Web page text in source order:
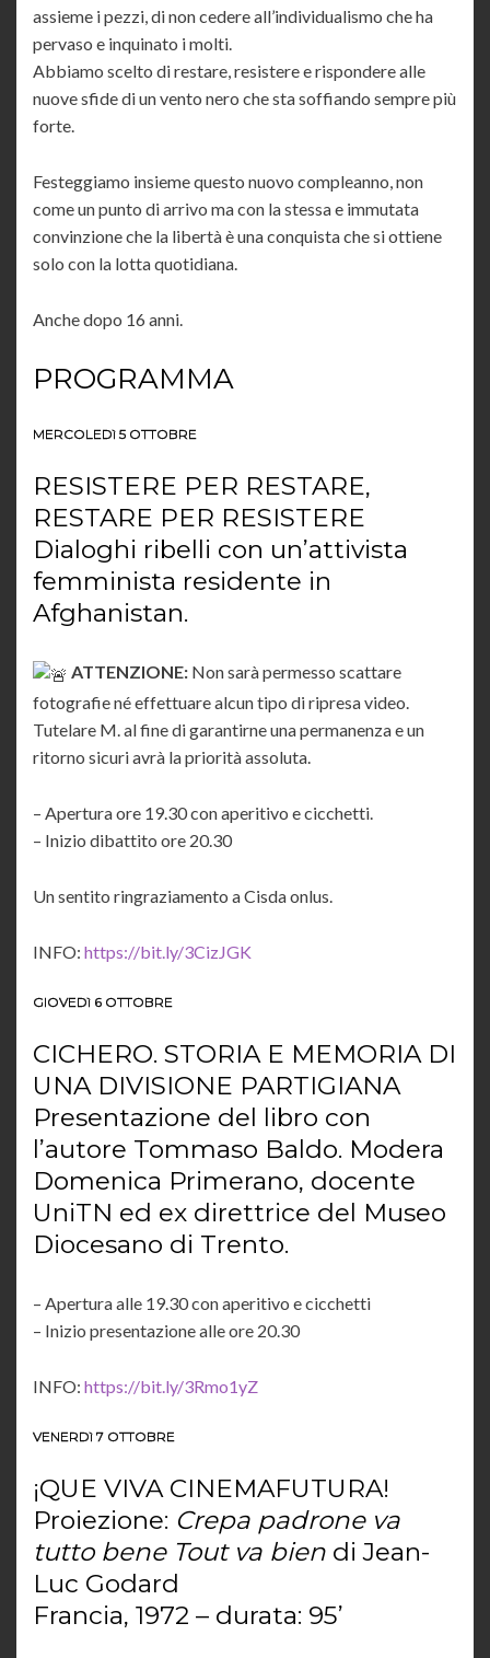
assieme i pezzi, di non cedere all’individualismo che ha
pervaso e inquinato i molti.
Abbiamo scelto di restare, resistere e rispondere alle
nuove sfide di un vento nero che sta soffiando sempre più
forte.
Festeggiamo insieme questo nuovo compleanno, non
come un punto di arrivo ma con la stessa e immutata
convinzione che la libertà è una conquista che si ottiene
solo con la lotta quotidiana.
Anche dopo 16 anni.
PROGRAMMA
MERCOLEDì 5 OTTOBRE
RESISTERE PER RESTARE,
RESTARE PER RESISTERE
Dialoghi ribelli con un’attivista
femminista residente in
Afghanistan.
ATTENZIONE: Non sarà permesso scattare
fotografie né effettuare alcun tipo di ripresa video.
Tutelare M. al fine di garantirne una permanenza e un
ritorno sicuri avrà la priorità assoluta.
– Apertura ore 19.30 con aperitivo e cicchetti.
– Inizio dibattito ore 20.30
Un sentito ringraziamento a Cisda onlus.
INFO: https://bit.ly/3CizJGK
GIOVEDì 6 OTTOBRE
CICHERO. STORIA E MEMORIA DI
UNA DIVISIONE PARTIGIANA
Presentazione del libro con
l’autore Tommaso Baldo. Modera
Domenica Primerano, docente
UniTN ed ex direttrice del Museo
Diocesano di Trento.
– Apertura alle 19.30 con aperitivo e cicchetti
– Inizio presentazione alle ore 20.30
INFO: https://bit.ly/3Rmo1yZ
VENERDì 7 OTTOBRE
¡QUE VIVA CINEMAFUTURA!
Proiezione: Crepa padrone va
tutto bene Tout va bien di Jean-
Luc Godard
Francia, 1972 – durata: 95’